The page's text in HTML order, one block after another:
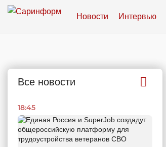
Новости Интервью
Все новости
18:45